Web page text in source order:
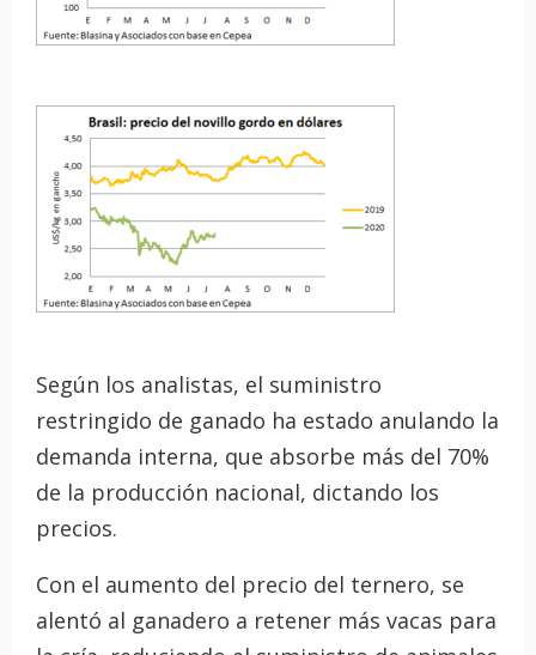
Según los analistas, el suministro
restringido de ganado ha estado anulando la
demanda interna, que absorbe más del 70%
de la producción nacional, dictando los
precios.
Con el aumento del precio del ternero, se
alentó al ganadero a retener más vacas para